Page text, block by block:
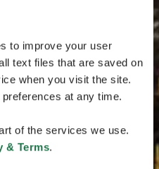
to improve your user
text files that are saved on
when you visit the site.
at any time.
of the services we use.
& Terms.